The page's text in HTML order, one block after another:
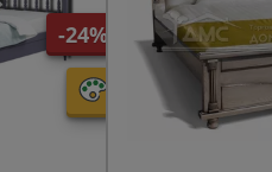
-24%